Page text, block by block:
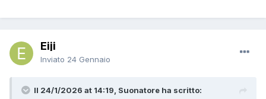
Eiji
Inviato 24 Gennaio
Il 24/1/2026 at 14:19, Suonatore ha scritto: